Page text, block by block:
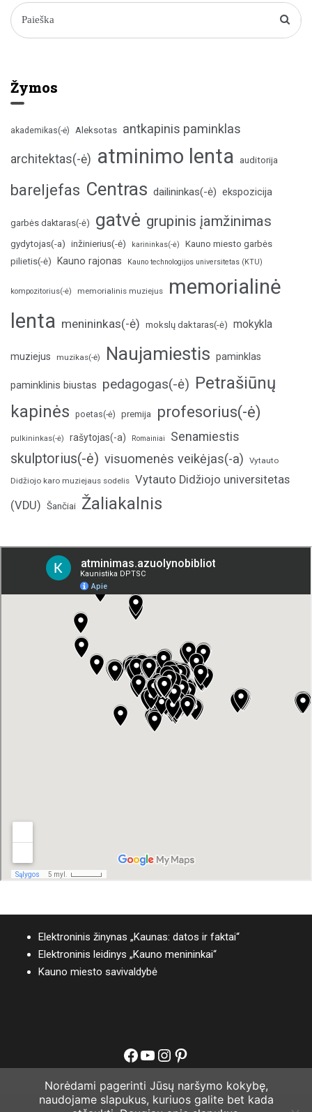
Žymos
akademikas(-ė) Aleksotas antkapinis paminklas
architektas(-ė) atminimo lenta auditorija
bareljefas Centras dailininkas(-ė) ekspozicija
garbės daktaras(-ė) gatvė grupinis įamžinimas
gydytojas(-a) inžinierius(-ė) karininkas(-ė)
Kauno miesto garbės
pilietis(-ė)
Kauno rajonas Kauno technologijos universitetas (KTU)
kompozitorius(-ė) memorialinis muziejus
memorialinė
lenta menininkas(-ė) mokslų daktaras(-ė) mokykla
muziejus muzikas(-ė) Naujamiestis paminklas
paminklinis biustas pedagogas(-ė) Petrašiūnų
kapinės poetas(-ė) premija profesorius(-ė)
pulkininkas(-ė) rašytojas(-a) Romainiai Senamiestis
skulptorius(-ė) visuomenės veikėjas(-a) Vytauto
Didžiojo karo muziejaus sodelis Vytauto Didžiojo universitetas
(VDU) Šančiai Žaliakalnis
Elektroninis žinynas „Kaunas: datos ir faktai“
Elektroninis leidinys „Kauno menininkai“
Kauno miesto savivaldybė
Facebook
YouTube
Instagram
Pinterest
Norėdami pagerinti Jūsų naršymo kokybę,
naudojame slapukus, kuriuos galite bet kada